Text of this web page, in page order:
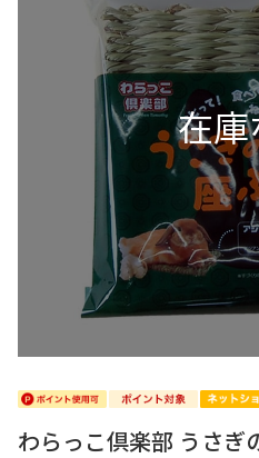
わらっこ倶楽部 うさぎ